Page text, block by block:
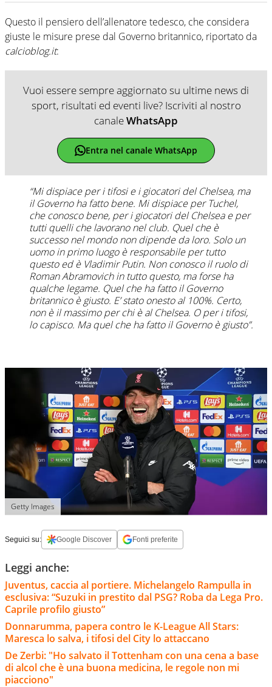
Questo il pensiero dell’allenatore tedesco, che considera
giuste le misure prese dal Governo britannico, riportato da
calcioblog.it:
Vuoi essere sempre aggiornato su ultime news di
sport, risultati ed eventi live? Iscriviti al nostro
canaleWhatsApp
Entra nel canale WhatsApp
“Mi dispiace per i tifosi e i giocatori del Chelsea, ma
il Governo ha fatto bene. Mi dispiace per Tuchel,
che conosco bene, per i giocatori del Chelsea e per
tutti quelli che lavorano nel club. Quel che è
successo nel mondo non dipende da loro. Solo un
uomo in primo luogo è responsabile per tutto
questo ed è Vladimir Putin. Non conosco il ruolo di
Roman Abramovich in tutto questo, ma forse ha
qualche legame. Quel che ha fatto il Governo
britannico è giusto. E’ stato onesto al 100%. Certo,
non è il massimo per chi è al Chelsea. O per i tifosi,
lo capisco. Ma quel che ha fatto il Governo è giusto”.
Getty Images
Seguici su: Google Discover Fonti preferite
Leggi anche:
Juventus, caccia al portiere. Michelangelo Rampulla in
esclusiva: “Suzuki in prestito dal PSG? Roba da Lega Pro.
Caprile profilo giusto”
Donnarumma, papera contro le K-League All Stars:
Maresca lo salva, i tifosi del City lo attaccano
De Zerbi: "Ho salvato il Tottenham con una cena a base
di alcol che è una buona medicina, le regole non mi
piacciono"